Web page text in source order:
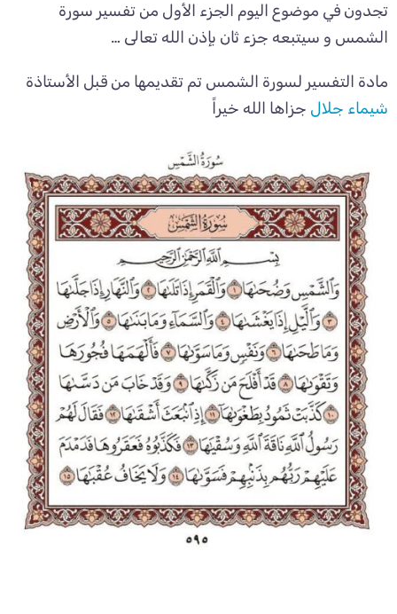
تجدون في موضوع اليوم الجزء الأول من تفسير سورة
الشمس و سيتبعه جزء ثان بإذن الله تعالى …
مادة التفسير لسورة الشمس تم تقديمها من قبل الأستاذة
شيماء جلال جزاها الله خيراً